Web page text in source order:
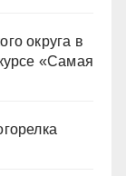
округа в
«Самая